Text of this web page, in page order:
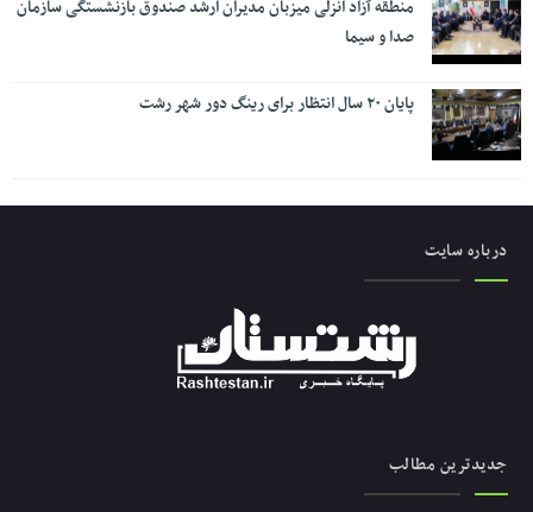
منطقه آزاد انزلی میزبان مدیران ارشد صندوق بازنشستگی سازمان
صدا و سیما
پایان ۲۰ سال انتظار برای رینگ دور شهر رشت
درباره سایت
جدیدترین مطالب